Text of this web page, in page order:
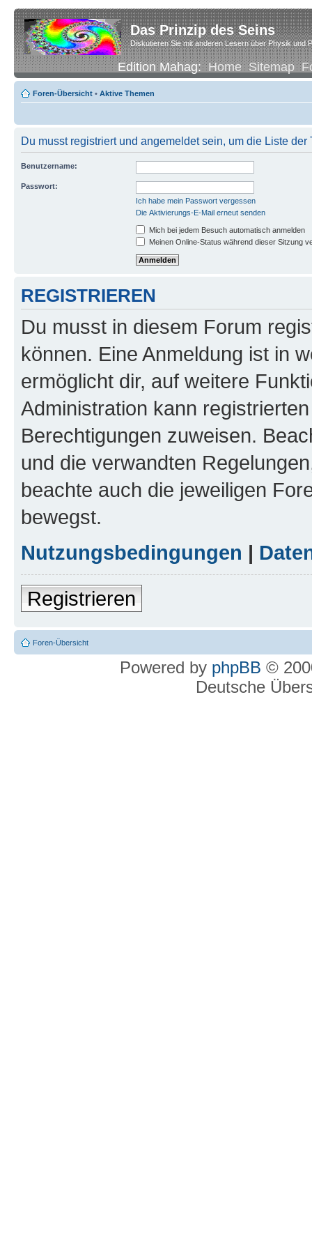
Das Prinzip des Seins
Diskutieren Sie mit anderen Lesern über Physik und
Edition Mahag:Home Sitemap
Foren-Übersicht • Aktive Themen
Du musst registriert und angemeldet sein, um die Liste
Benutzername:
Passwort:
Ich habe mein Passwort vergessen
Die Aktivierungs-E-Mail erneut senden
Mich bei jedem Besuch automatisch anmelden
Meinen Online-Status während dieser Sitzung
REGISTRIEREN
Du musst in diesem Forum
können. Eine Anmeldung ist in
ermöglicht dir, auf weitere
Administration kann
Berechtigungen zuweisen.
und die verwandten
beachte auch die jeweiligen
bewegst.
Nutzungsbedingungen |
Registrieren
Foren-Übersicht
Powered by phpBB ©
Deutsche